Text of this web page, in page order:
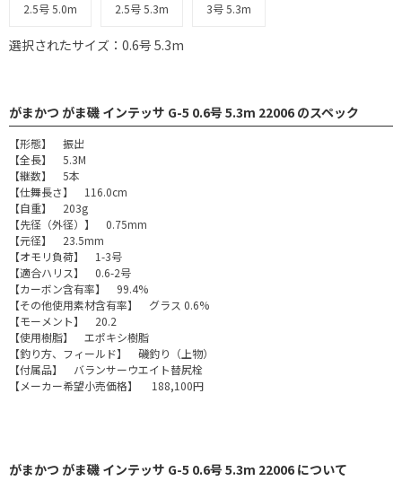
2.5号 5.0m 2.5号 5.3m 3号 5.3m
選択されたサイズ：0.6号 5.3m
がまかつ がま磯 インテッサ G-5 0.6号 5.3m 22006 のスペック
【形態】 振出
【全長】 5.3M
【継数】 5本
【仕舞長さ】 116.0cm
【自重】 203g
【先径（外径）】 0.75mm
【元径】 23.5mm
【オモリ負荷】 1-3号
【適合ハリス】 0.6-2号
【カーボン含有率】 99.4%
【その他使用素材含有率】 グラス 0.6%
【モーメント】 20.2
【使用樹脂】 エポキシ樹脂
【釣り方、フィールド】 磯釣り（上物）
【付属品】 バランサーウエイト替尻栓
【メーカー希望小売価格】 188,100円
がまかつ がま磯 インテッサ G-5 0.6号 5.3m 22006 について